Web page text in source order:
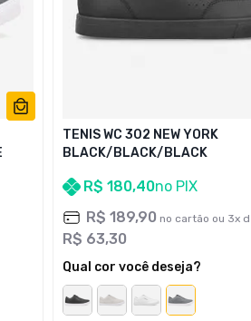
TENIS WC 302 NEW YORK
BLACK/BLACK/BLACK
R$ 180,40no PIX
R$ 189,90 no cartão ou 3x
R$ 63,30
Qual cor você deseja?